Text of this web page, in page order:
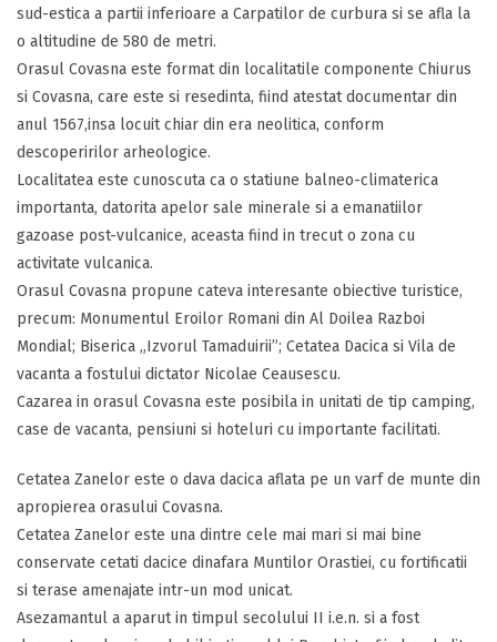
sud-estica a partii inferioare a Carpatilor de curbura si se afla la
o altitudine de 580 de metri.
Orasul Covasna este format din localitatile componente Chiurus
si Covasna, care este si resedinta, fiind atestat documentar din
anul 1567,insa locuit chiar din era neolitica, conform
descoperirilor arheologice.
Localitatea este cunoscuta ca o statiune balneo-climaterica
importanta, datorita apelor sale minerale si a emanatiilor
gazoase post-vulcanice, aceasta fiind in trecut o zona cu
activitate vulcanica.
Orasul Covasna propune cateva interesante obiective turistice,
precum: Monumentul Eroilor Romani din Al Doilea Razboi
Mondial; Biserica „Izvorul Tamaduirii”; Cetatea Dacica si Vila de
vacanta a fostului dictator Nicolae Ceausescu.
Cazarea in orasul Covasna este posibila in unitati de tip camping,
case de vacanta, pensiuni si hoteluri cu importante facilitati.
Cetatea Zanelor este o dava dacica aflata pe un varf de munte din
apropierea orasului Covasna.
Cetatea Zanelor este una dintre cele mai mari si mai bine
conservate cetati dacice dinafara Muntilor Orastiei, cu fortificatii
si terase amenajate intr-un mod unicat.
Asezamantul a aparut in timpul secolului II i.e.n. si a fost